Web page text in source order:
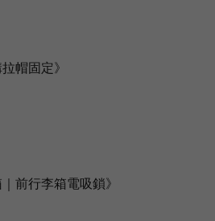
帽固定》
前行李箱電吸鎖》